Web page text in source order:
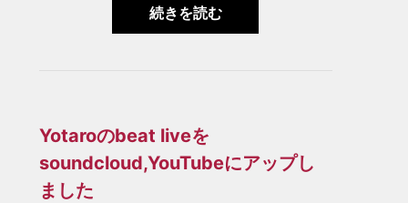
続きを読む
Yotaroのbeat liveを
soundcloud,YouTubeにアップし
ました